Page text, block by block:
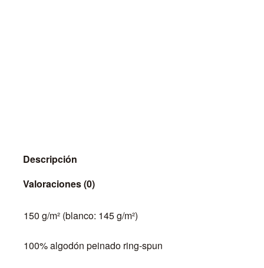
Descripción
Valoraciones (0)
150 g/m² (blanco: 145 g/m²)
100% algodón peinado ring-spun